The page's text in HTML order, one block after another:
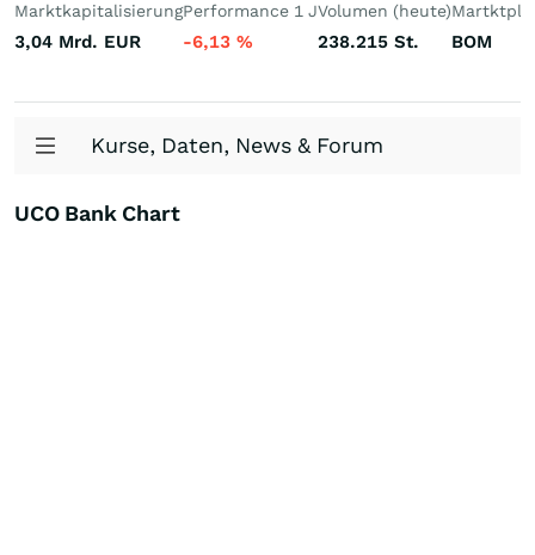
Marktkapitalisierung
3,04 Mrd. EUR
Performance 1 J
-6,13 %
Volumen (heute)
238.215 St. BOM
Kurse, Daten, News & Forum
UCO Bank Chart